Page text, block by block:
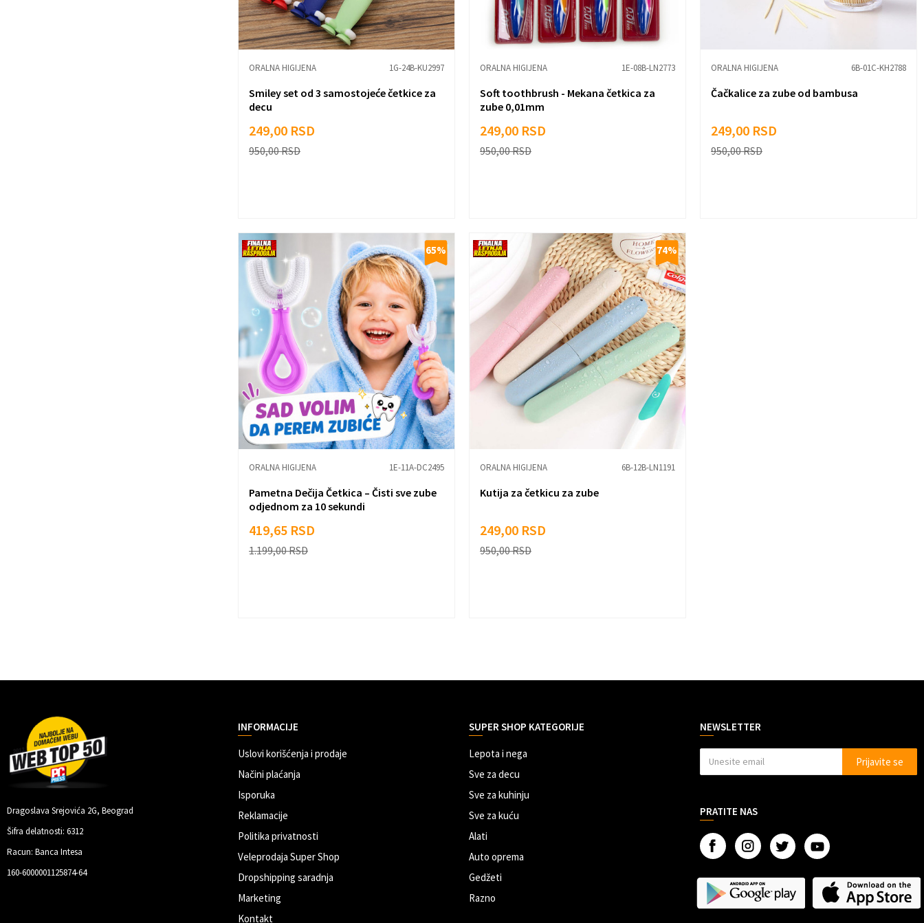
ORALNA HIGIJENA 1G-24B-KU2997
Smiley set od 3 samostojeće četkice za
decu
249,00 RSD
950,00RSD
ORALNA HIGIJENA 1E-08B-LN2773
Soft toothbrush - Mekana četkica za
zube 0,01mm
249,00 RSD
950,00RSD
ORALNA HIGIJENA 6B-01C-KH2788
Čačkalice za zube od bambusa
249,00 RSD
950,00RSD
65%
ORALNA HIGIJENA 1E-11A-DC2495
Pametna Dečija Četkica – Čisti sve zube
odjednom za 10 sekundi
419,65 RSD
1.199,00RSD
74%
ORALNA HIGIJENA 6B-12B-LN1191
Kutija za četkicu za zube
249,00 RSD
950,00RSD
Dragoslava Srejovića 2G, Beograd
Šifra delatnosti: 6312
Racun: Banca Intesa
160-6000001125874-64
INFORMACIJE
Uslovi korišćenja i prodaje
Načini plaćanja
Isporuka
Reklamacije
Politika privatnosti
Veleprodaja Super Shop
Dropshipping saradnja
Marketing
Kontakt
SUPER SHOP KATEGORIJE
Lepota i nega
Sve za decu
Sve za kuhinju
Sve za kuću
Alati
Auto oprema
Gedžeti
Razno
NEWSLETTER
Prijavite se
PRATITE NAS